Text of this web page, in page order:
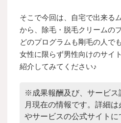
そこで今回は、自宅で出来る
から、除毛・脱毛クリームの
どのプログラムも剛毛の人で
女性に限らず男性向けのサイ
紹介してみてください♪
※成果報酬及び、サービス
月現在の情報です。詳細
やサービスの公式サイト